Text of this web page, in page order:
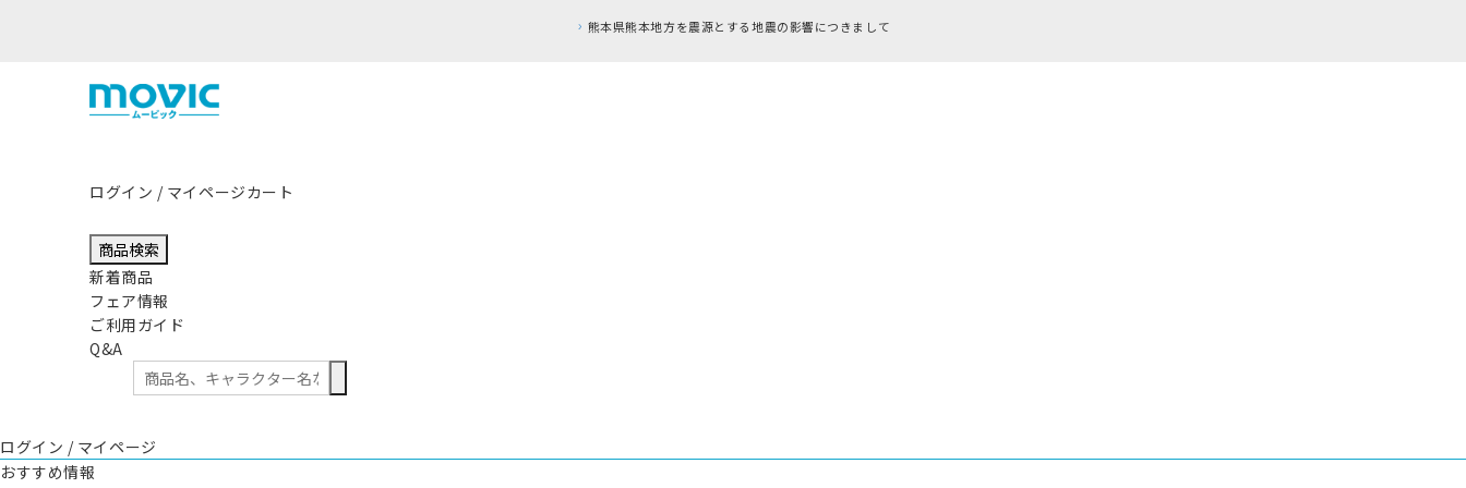
熊本県熊本地方を震源とする地震の影響につきまして
ログイン / マイページカート
商品検索
新着商品
フェア情報
ご利用ガイド
Q&A
ログイン / マイページ
おすすめ情報